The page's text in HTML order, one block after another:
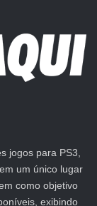
jogos para PS3,
um único lugar
como objetivo
exibindo